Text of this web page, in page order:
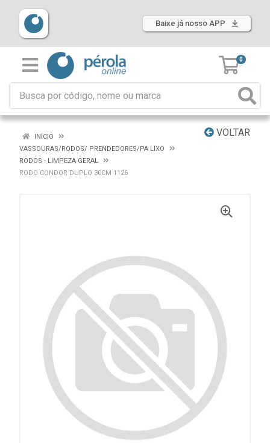
Baixe já nosso APP
0
VOLTAR
INÍCIO
VASSOURAS/RODOS/ PRENDEDORES/PA LIXO
RODOS - LIMPEZA GERAL
RODO CONDOR DUPLO 30CM 1126